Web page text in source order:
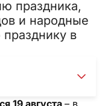
праздника,
и народные
в
19 августа– в